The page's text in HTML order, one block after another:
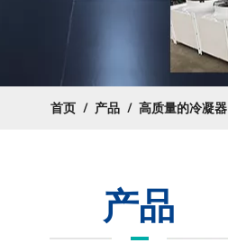
首页 / 产品 / 高质量的冷凝器
产品